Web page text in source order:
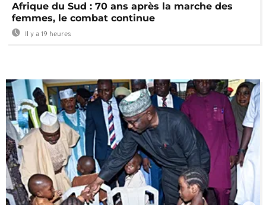
Afrique du Sud : 70 ans après la marche des
femmes, le combat continue
Il y a 19 heures